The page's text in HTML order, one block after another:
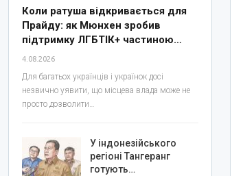
Коли ратуша відкривається для
Прайду: як Мюнхен зробив
підтримку ЛГБТІК+ частиною…
4.08.2026
Для багатьох українців і українок досі
незвично уявити, що місцева влада може не
просто дозволити…
У індонезійського
регіоні Тангеранг
готують…